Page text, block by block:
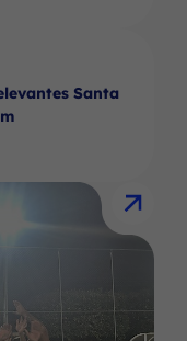
Santa